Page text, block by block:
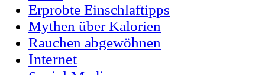
Erprobte Einschlaftipps
Mythen über Kalorien
Rauchen abgewöhnen
Internet